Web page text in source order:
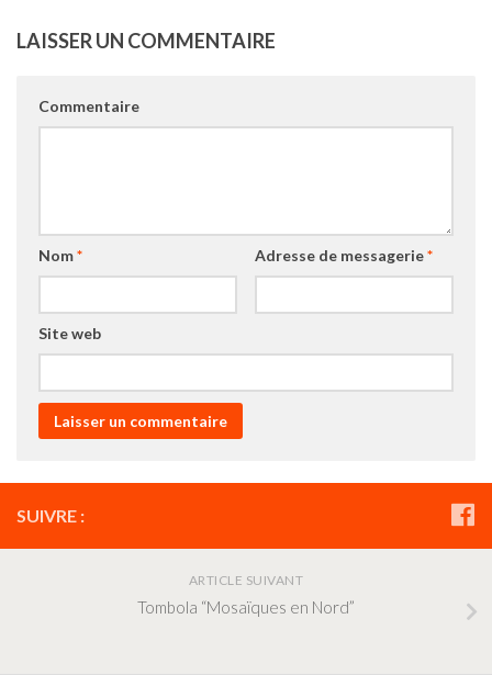
LAISSER UN COMMENTAIRE
Commentaire
Nom* Adresse de messagerie*
Site web
SUIVRE :
ARTICLE SUIVANT
Tombola “Mosaïques en Nord”